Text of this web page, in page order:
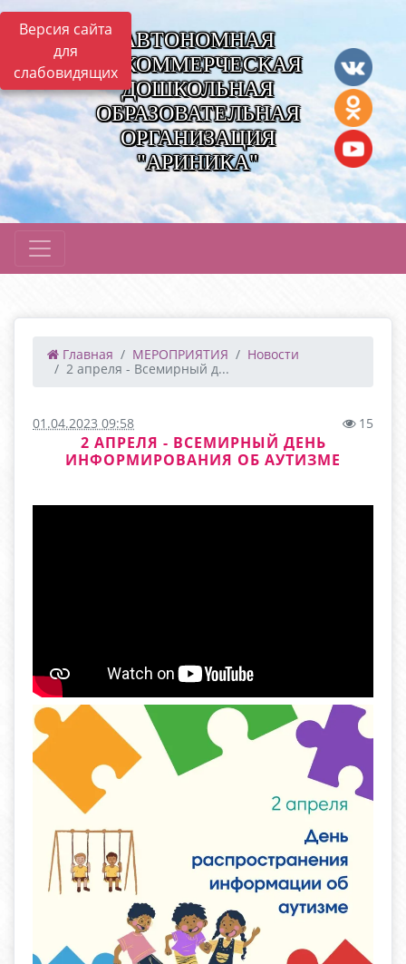
Версия сайта
для
слабовидящих
АВТОНОМНАЯ
НЕКОММЕРЧЕСКАЯ
ДОШКОЛЬНАЯ
ОБРАЗОВАТЕЛЬНАЯ
ОРГАНИЗАЦИЯ
"АРИНИКА"
Главная МЕРОПРИЯТИЯ
Новости
2 апреля - Всемирный д...
01.04.2023 09:58 15
2 АПРЕЛЯ - ВСЕМИРНЫЙ ДЕНЬ
ИНФОРМИРОВАНИЯ ОБ АУТИЗМЕ